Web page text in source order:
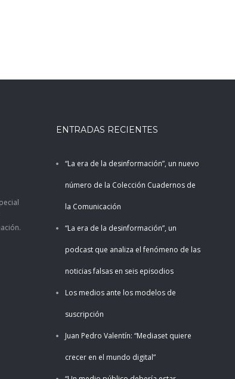
ENTRADAS RECIENTES
“La era de la desinformación”, un nuevo
número de la Colección Cuadernos de
la Comunicación
“La era de la desinformación”, un
podcast que analiza el fenómeno de las
noticias falsas en seis episodios
Los medios ante los modelos de
suscripción
Juan Pedro Valentín: “Mediaset quiere
crecer en el mundo digital”